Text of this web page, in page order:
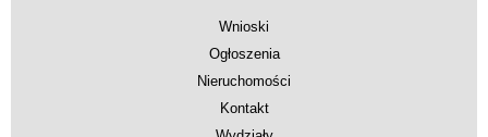
Wnioski
Ogłoszenia
Nieruchomości
Kontakt